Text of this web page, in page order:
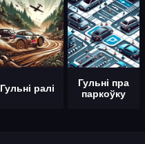
Гульні ралі
Гульні пра
паркоўку